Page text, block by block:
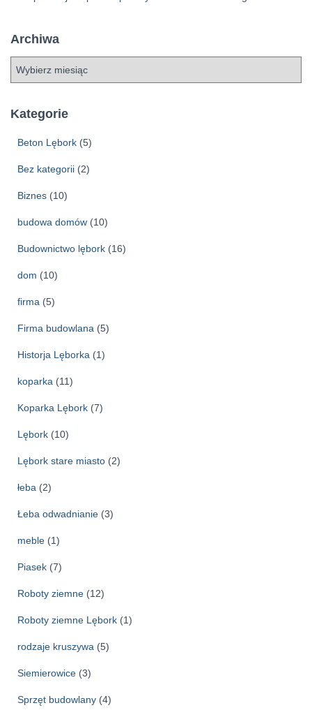
Archiwa
h
Kategorie
Beton Lębork (5)
Bez kategorii (2)
Biznes (10)
budowa domów (10)
Budownictwo lębork (16)
dom (10)
firma (5)
Firma budowlana (5)
Historja Lęborka (1)
koparka (11)
Koparka Lębork (7)
Lębork (10)
Lębork stare miasto (2)
łeba (2)
Łeba odwadnianie (3)
meble (1)
Piasek (7)
Roboty ziemne (12)
Roboty ziemne Lębork (1)
rodzaje kruszywa (5)
Siemierowice (3)
Sprzęt budowlany (4)